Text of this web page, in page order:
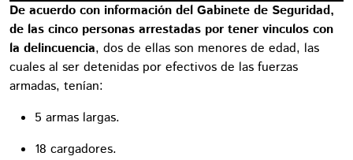
De acuerdo con información del Gabinete de Seguridad,
de las cinco personas arrestadas por tener vinculos con
la delincuencia, dos de ellas son menores de edad, las
cuales al ser detenidas por efectivos de las fuerzas
armadas, tenían:
5 armas largas.
18 cargadores.